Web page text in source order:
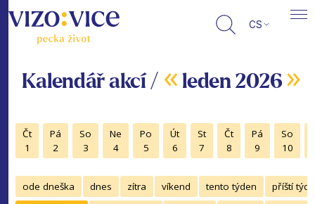
CS
Kalendář akcí / « leden 2026 »
Čt
1
Pá
2
So
3
Ne
4
Po
5
Út
6
St
7
Čt
8
Pá
9
So
10
ode dneška dnes zítra víkend tento týden
příští